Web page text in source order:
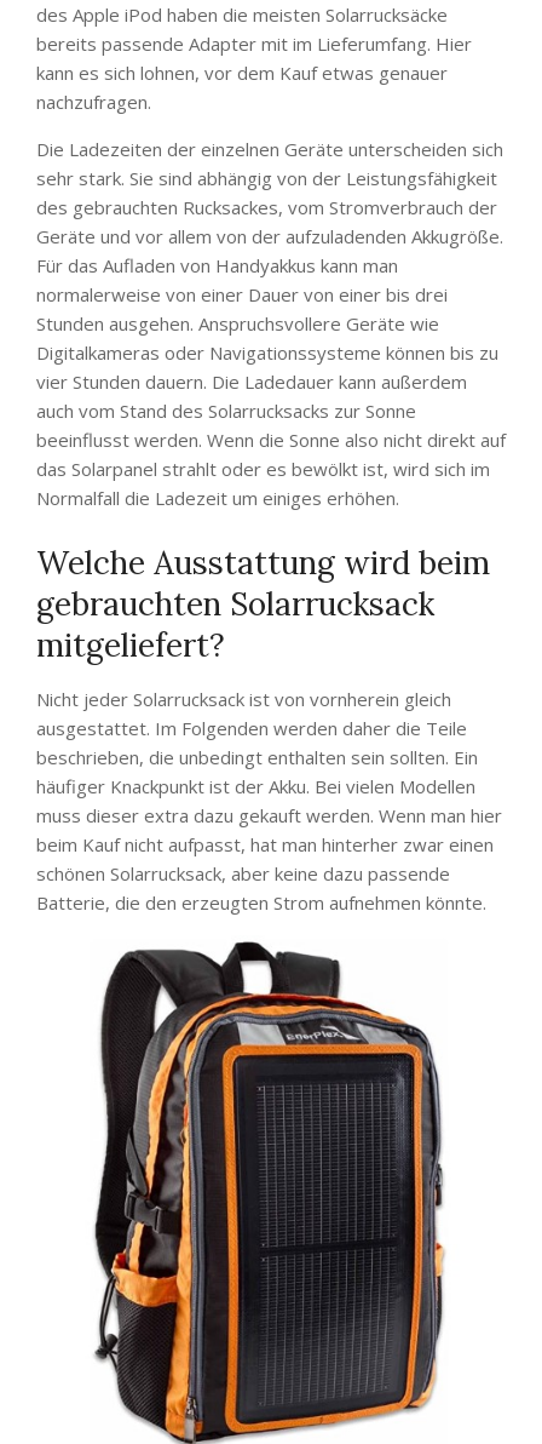
des Apple iPod haben die meisten Solarrucksäcke
bereits passende Adapter mit im Lieferumfang. Hier
kann es sich lohnen, vor dem Kauf etwas genauer
nachzufragen.
Die Ladezeiten der einzelnen Geräte unterscheiden sich
sehr stark. Sie sind abhängig von der Leistungsfähigkeit
des gebrauchten Rucksackes, vom Stromverbrauch der
Geräte und vor allem von der aufzuladenden Akkugröße.
Für das Aufladen von Handyakkus kann man
normalerweise von einer Dauer von einer bis drei
Stunden ausgehen. Anspruchsvollere Geräte wie
Digitalkameras oder Navigationssysteme können bis zu
vier Stunden dauern. Die Ladedauer kann außerdem
auch vom Stand des Solarrucksacks zur Sonne
beeinflusst werden. Wenn die Sonne also nicht direkt auf
das Solarpanel strahlt oder es bewölkt ist, wird sich im
Normalfall die Ladezeit um einiges erhöhen.
Welche Ausstattung wird beim
gebrauchten Solarrucksack
mitgeliefert?
Nicht jeder Solarrucksack ist von vornherein gleich
ausgestattet. Im Folgenden werden daher die Teile
beschrieben, die unbedingt enthalten sein sollten. Ein
häufiger Knackpunkt ist der Akku. Bei vielen Modellen
muss dieser extra dazu gekauft werden. Wenn man hier
beim Kauf nicht aufpasst, hat man hinterher zwar einen
schönen Solarrucksack, aber keine dazu passende
Batterie, die den erzeugten Strom aufnehmen könnte.